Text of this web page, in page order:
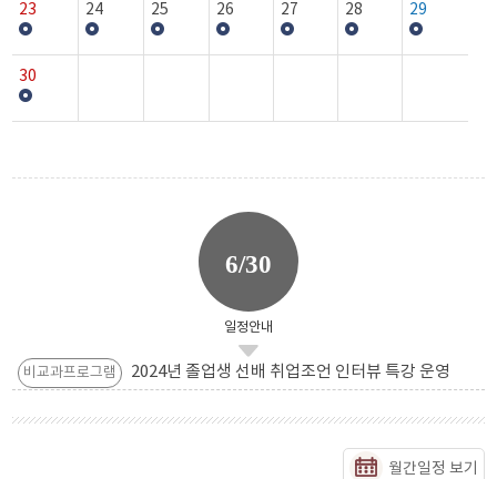
23 24 25 26 27 28 29
30
6/30
일정안내
비교과프로그램 2024년 졸업생 선배 취업조언 인터뷰 특강 운영
월간일정 보기